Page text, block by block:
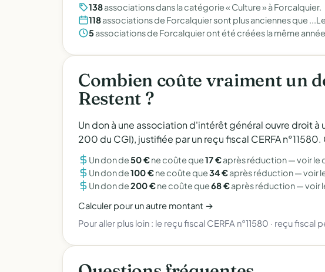
138associations dans la catégorie « Culture » à Forcalquier.
118associations de Forcalquier sont plus anciennes que
5associations de Forcalquier ont été créées la même
Combien coûte vraiment un
Restent ?
Un don à une association d'intérêt général ouvre droit
200 du CGI), justifiée par un reçu fiscal CERFA
Un don de50 €ne coûte que17 €après réduction —voir le
Un don de100 €ne coûte que34 €après réduction —voir
Un don de200 €ne coûte que68 €après réduction —voir
Calculer pour un autre montant →
Pour aller plus loin : le reçu fiscal CERFA n°11580 · reçu fiscal